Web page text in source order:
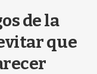
de la
que